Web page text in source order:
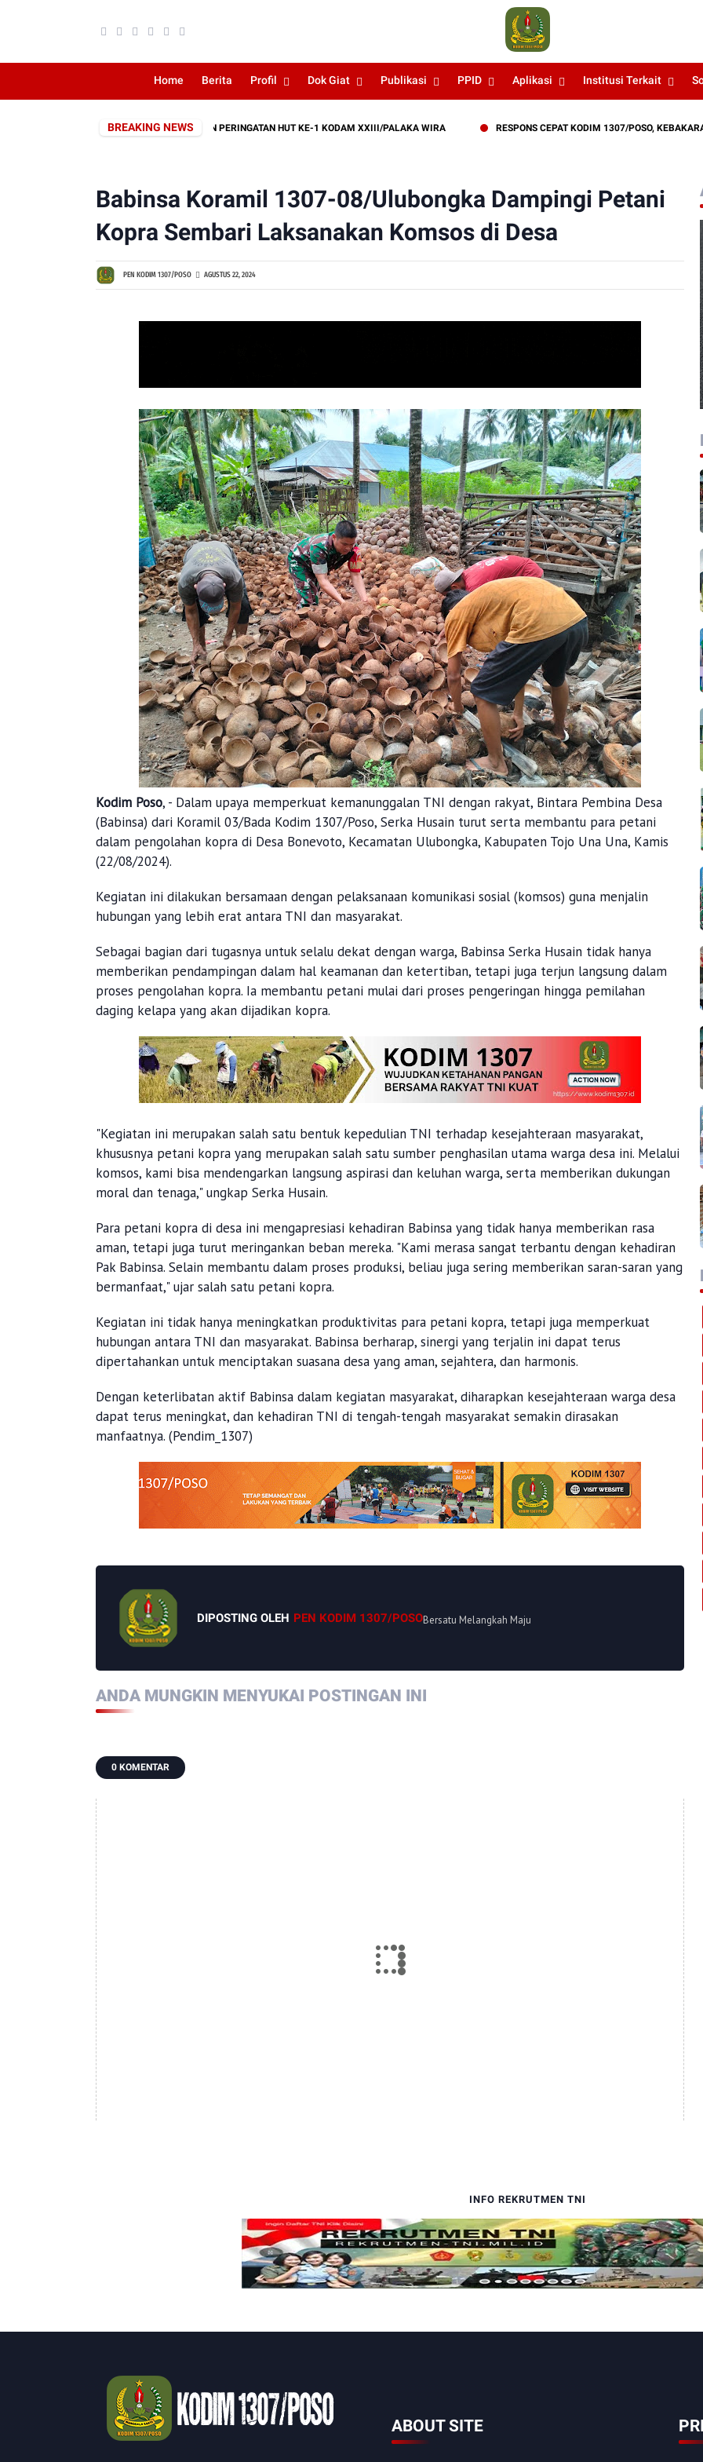
Home Berita Profil Dok Giat Publikasi PPID Aplikasi Institusi Terkait
BREAKING NEWS
ROMBONGAN SEBAGAI RANGKAIAN PERINGATAN HUT KE-1 KODAM XXIII/PALAKA WIRA RESPONS CEPAT KODIM 1307/POSO, KEBAKARAN
Babinsa Koramil 1307-08/Ulubongka Dampingi Petani
Kopra Sembari Laksanakan Komsos di Desa
PEN KODIM 1307/POSO AGUSTUS 22, 2024
Kodim Poso, - Dalam upaya memperkuat kemanunggalan TNI dengan rakyat, Bintara Pembina Desa
(Babinsa) dari Koramil 03/Bada Kodim 1307/Poso, Serka Husain turut serta membantu para petani
dalam pengolahan kopra di Desa Bonevoto, Kecamatan Ulubongka, Kabupaten Tojo Una Una, Kamis
(22/08/2024).
Kegiatan ini dilakukan bersamaan dengan pelaksanaan komunikasi sosial (komsos) guna menjalin
hubungan yang lebih erat antara TNI dan masyarakat.
Sebagai bagian dari tugasnya untuk selalu dekat dengan warga, Babinsa Serka Husain tidak hanya
memberikan pendampingan dalam hal keamanan dan ketertiban, tetapi juga terjun langsung dalam
proses pengolahan kopra. Ia membantu petani mulai dari proses pengeringan hingga pemilahan
daging kelapa yang akan dijadikan kopra.
"Kegiatan ini merupakan salah satu bentuk kepedulian TNI terhadap kesejahteraan masyarakat,
khususnya petani kopra yang merupakan salah satu sumber penghasilan utama warga desa ini. Melalui
komsos, kami bisa mendengarkan langsung aspirasi dan keluhan warga, serta memberikan dukungan
moral dan tenaga," ungkap Serka Husain.
Para petani kopra di desa ini mengapresiasi kehadiran Babinsa yang tidak hanya memberikan rasa
aman, tetapi juga turut meringankan beban mereka. "Kami merasa sangat terbantu dengan kehadiran
Pak Babinsa. Selain membantu dalam proses produksi, beliau juga sering memberikan saran-saran yang
bermanfaat," ujar salah satu petani kopra.
Kegiatan ini tidak hanya meningkatkan produktivitas para petani kopra, tetapi juga memperkuat
hubungan antara TNI dan masyarakat. Babinsa berharap, sinergi yang terjalin ini dapat terus
dipertahankan untuk menciptakan suasana desa yang aman, sejahtera, dan harmonis.
Dengan keterlibatan aktif Babinsa dalam kegiatan masyarakat, diharapkan kesejahteraan warga desa
dapat terus meningkat, dan kehadiran TNI di tengah-tengah masyarakat semakin dirasakan
manfaatnya. (Pendim_1307)
DIPOSTING OLEH PEN KODIM 1307/POSOBersatu Melangkah Maju
ANDA MUNGKIN MENYUKAI POSTINGAN INI
0 KOMENTAR
INFO REKRUTMEN TNI
ABOUT SITE